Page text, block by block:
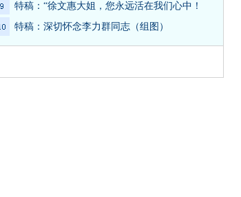
特稿：“徐文惠大姐，您永远活在我们心中！
特稿：深切怀念李力群同志（组图）